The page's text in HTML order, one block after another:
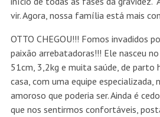
vir. Agora, nossa família está mais
OTTO CHEGOU!!! Fomos invadidos
paixão arrebatadoras!!! Ele nasceu
51cm, 3,2kg e muita saúde, de parto
casa, com uma equipe especializada,
amoroso que poderia ser. Ainda é
que nos sentirmos confortáveis,